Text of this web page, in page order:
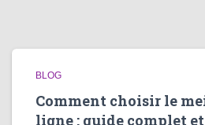
BLOG
Comment choisir le
ligne : guide complet